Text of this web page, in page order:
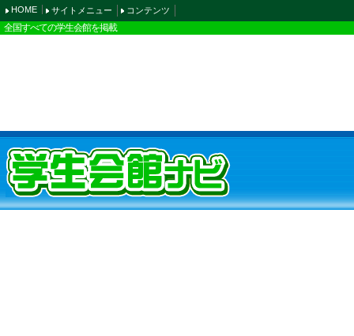
HOME サイトメニュー コンテンツ
全国すべての学生会館を掲載